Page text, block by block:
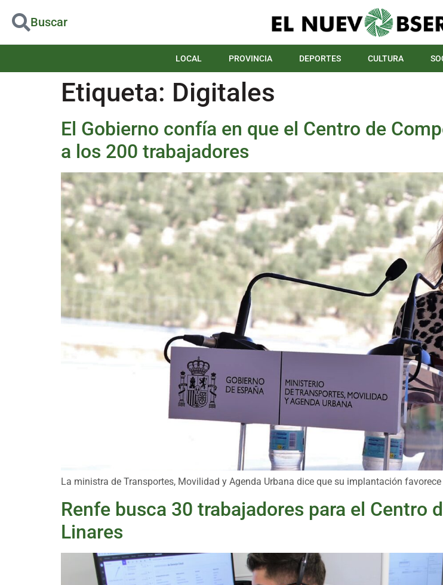
Buscar
LOCAL PROVINCIA DEPORTES CULTURA
Etiqueta: Digitales
El Gobierno confía en que el Centro de
a los 200 trabajadores
La ministra de Transportes, Movilidad y Agenda Urbana dice que su implantación
Renfe busca 30 trabajadores para el Centro
Linares